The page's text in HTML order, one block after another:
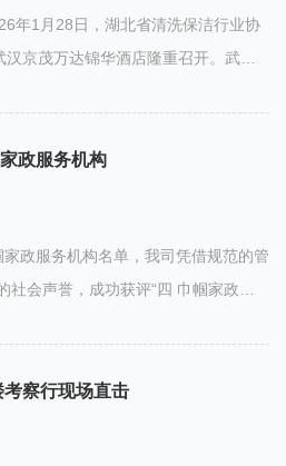
年1月28日，湖北省清洗保洁行业协
京茂万达锦华酒店隆重召开。武汉
政服务机构
政服务机构名单，我司凭借规范的管
会声誉，成功获评“四 巾帼家政服
察行现场直击